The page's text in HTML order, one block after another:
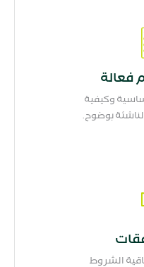
فعالة
وكيفية
بوضوح.
الشروط